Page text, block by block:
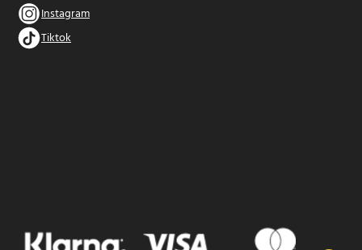
Instagram
Tiktok